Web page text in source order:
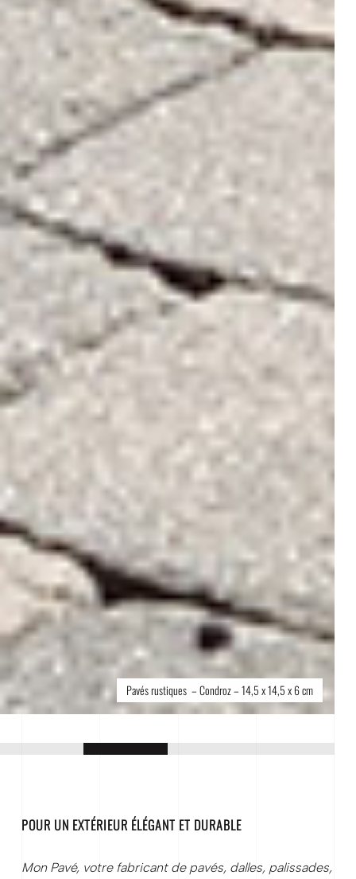
Pavés rustiques – Condroz – 14,5 x 14,5 x 6 cm
POUR UN EXTÉRIEUR ÉLÉGANT ET DURABLE
Mon Pavé, votre fabricant de pavés, dalles, palissades,